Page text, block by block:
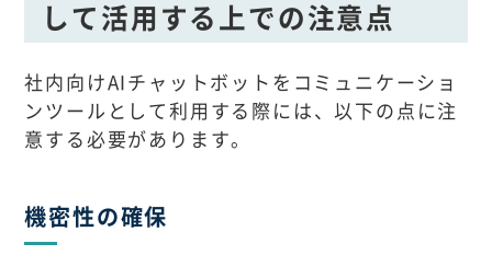
して活用する上での注意点
社内向けAIチャットボットをコミュニケーショ
ンツールとして利用する際には、以下の点に注
意する必要があります。
機密性の確保